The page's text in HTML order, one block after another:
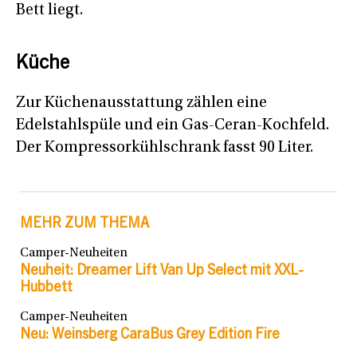
Bett liegt.
Küche
Zur Küchenausstattung zählen eine
Edelstahlspüle und ein Gas-Ceran-Kochfeld.
Der Kompressorkühlschrank fasst 90 Liter.
MEHR ZUM THEMA
Camper-Neuheiten
Neuheit: Dreamer Lift Van Up Select mit XXL-
Hubbett
Camper-Neuheiten
Neu: Weinsberg CaraBus Grey Edition Fire